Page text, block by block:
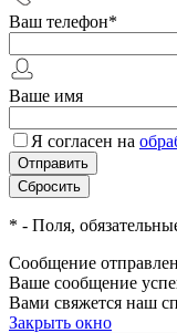
Ваш телефон*
Ваше имя
Я согласен на
* - Поля,
Сообщение
Ваше сообщение
Вами свяжется наш
Закрыть окно